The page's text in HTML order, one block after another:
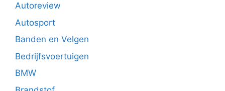
Autoreview
Autosport
Banden en Velgen
Bedrijfsvoertuigen
BMW